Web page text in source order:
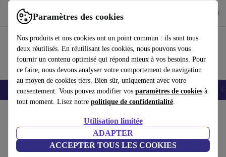
Paramètres des cookies
Nos produits et nos cookies ont un point commun : ils sont tous
deux réutilisés. En réutilisant les cookies, nous pouvons vous
fournir un contenu optimisé qui répond mieux à vos besoins. Pour
ce faire, nous devons analyser votre comportement de navigation
au moyen de cookies tiers. Bien sûr, uniquement avec votre
consentement. Vous pouvez modifier vos paramètres de cookies à
tout moment. Lisez notre politique de confidentialité.
Utilisation limitée
ADAPTER
ACCEPTER TOUS LES COOKIES
Utilisez refurbed rapidement et facilement
Smartphones Laptops Tablettes Montres connectées Accessoires
Dell S2721D | 27"
avec pied | Argent